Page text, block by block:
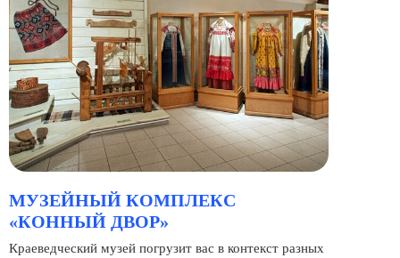
МУЗЕЙНЫЙ КОМПЛЕКС
«КОННЫЙ ДВОР»
Краеведческий музей погрузит вас в контекст разных